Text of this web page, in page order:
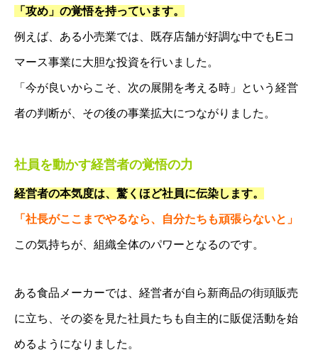
「攻め」の覚悟を持っています。
例えば、ある小売業では、既存店舗が好調な中でもEコ
マース事業に大胆な投資を行いました。
「今が良いからこそ、次の展開を考える時」という経営
者の判断が、その後の事業拡大につながりました。
社員を動かす経営者の覚悟の力
経営者の本気度は、驚くほど社員に伝染します。
「社長がここまでやるなら、自分たちも頑張らないと」
この気持ちが、組織全体のパワーとなるのです。
ある食品メーカーでは、経営者が自ら新商品の街頭販売
に立ち、その姿を見た社員たちも自主的に販促活動を始
めるようになりました。
お客様の声
求人情報
人財経営支援コンサルタントBLOG